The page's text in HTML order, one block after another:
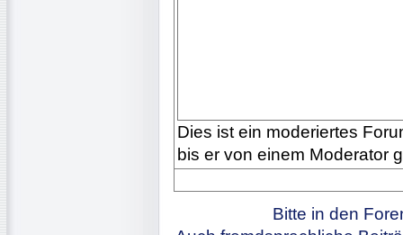
Dies ist ein moderiertes
bis er von einem Moderator
Bitte in den